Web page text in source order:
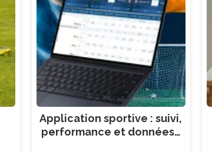
Application sportive : suivi,
performance et données…